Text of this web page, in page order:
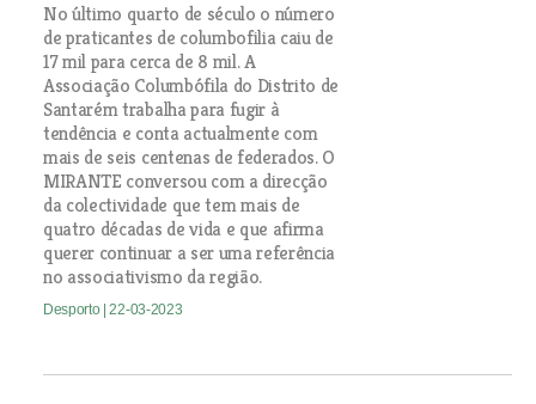
No último quarto de século o número
de praticantes de columbofilia caiu de
17 mil para cerca de 8 mil. A
Associação Columbófila do Distrito de
Santarém trabalha para fugir à
tendência e conta actualmente com
mais de seis centenas de federados. O
MIRANTE conversou com a direcção
da colectividade que tem mais de
quatro décadas de vida e que afirma
querer continuar a ser uma referência
no associativismo da região.
Desporto | 22-03-2023